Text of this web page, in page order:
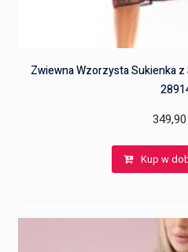
Zwiewna Wzorzysta Sukienka
349,90
Kup w